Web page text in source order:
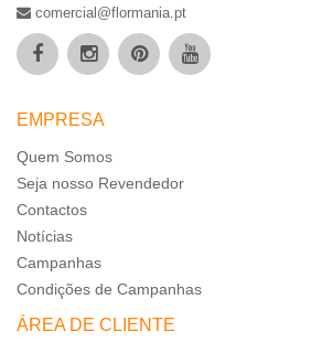
comercial@flormania.pt
EMPRESA
Quem Somos
Seja nosso Revendedor
Contactos
Notícias
Campanhas
Condições de Campanhas
ÁREA DE CLIENTE